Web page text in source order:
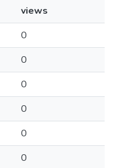
views
0
0
0
0
0
0